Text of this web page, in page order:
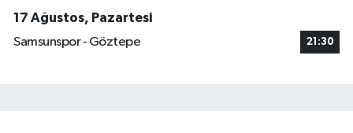
17 Ağustos, Pazartesi
Samsunspor - Göztepe
21:30